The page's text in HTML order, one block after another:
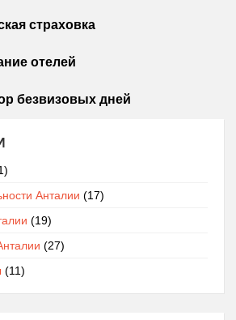
страховка
отелей
безвизовых дней
Анталии (17)
(19)
(27)
(11)